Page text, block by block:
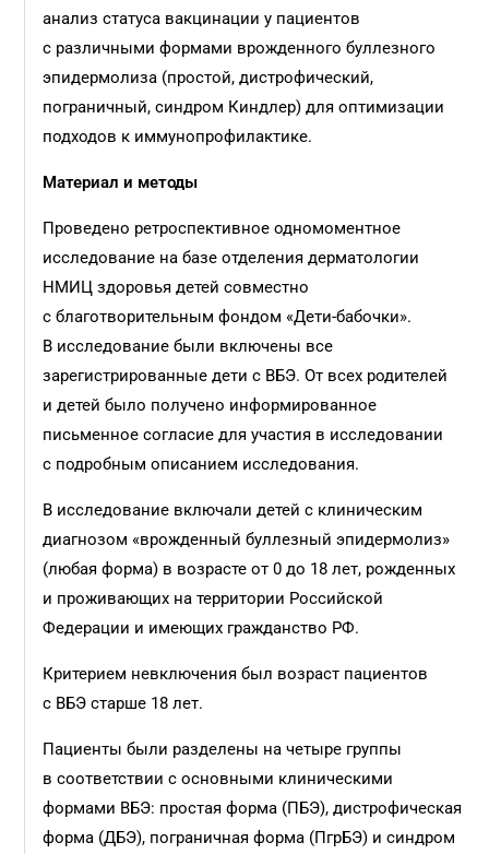
анализ статуса вакцинации у пациентов
с различными формами врожденного буллезного
эпидермолиза (простой, дистрофический,
пограничный, синдром Киндлер) для оптимизации
подходов к иммунопрофилактике.
Материал и методы
Проведено ретроспективное одномоментное
исследование на базе отделения дерматологии
НМИЦ здоровья детей совместно
с благотворительным фондом «Дети-бабочки».
В исследование были включены все
зарегистрированные дети с ВБЭ. От всех родителей
и детей было получено информированное
письменное согласие для участия в исследовании
с подробным описанием исследования.
В исследование включали детей с клиническим
диагнозом «врожденный буллезный эпидермолиз»
(любая форма) в возрасте от 0 до 18 лет, рожденных
и проживающих на территории Российской
Федерации и имеющих гражданство РФ.
Критерием невключения был возраст пациентов
с ВБЭ старше 18 лет.
Пациенты были разделены на четыре группы
в соответствии с основными клиническими
формами ВБЭ: простая форма (ПБЭ), дистрофическая
форма (ДБЭ), пограничная форма (ПгрБЭ) и синдром